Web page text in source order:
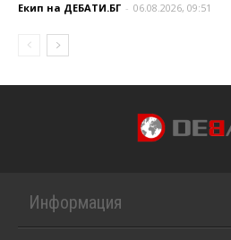
Екип на ДЕБАТИ.БГ - 06.08.2026, 09:51
Информация